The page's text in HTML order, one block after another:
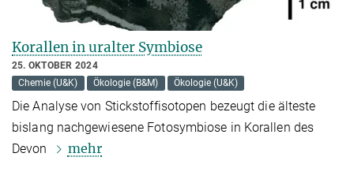
Korallen in uralter Symbiose
25. OKTOBER 2024
Chemie (U&K)
Ökologie (B&M) Ökologie (U&K)
Die Analyse von Stickstoffisotopen bezeugt die älteste
bislang nachgewiesene Fotosymbiose in Korallen des
Devon
mehr